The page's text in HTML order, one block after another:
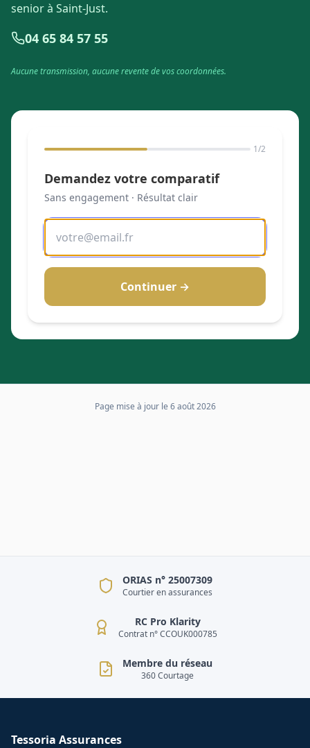
senior à Saint-Just.
04 65 84 57 55
Aucune transmission, aucune revente de vos coordonnées.
1/2
Demandez votre comparatif
Sans engagement · Résultat clair
Continuer →
Page mise à jour le 6 août 2026
ORIAS n° 25007309
Courtier en assurances
RC Pro Klarity
Contrat n° CCOUK000785
Membre du réseau
360 Courtage
Tessoria Assurances